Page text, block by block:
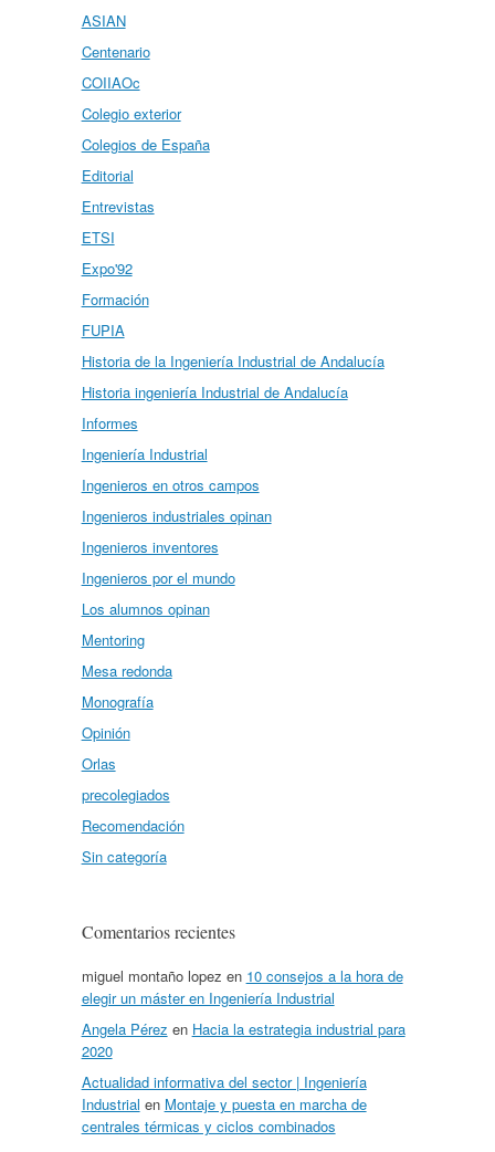
ASIAN
Centenario
COIIAOc
Colegio exterior
Colegios de España
Editorial
Entrevistas
ETSI
Expo'92
Formación
FUPIA
Historia de la Ingeniería Industrial de Andalucía
Historia ingeniería Industrial de Andalucía
Informes
Ingeniería Industrial
Ingenieros en otros campos
Ingenieros industriales opinan
Ingenieros inventores
Ingenieros por el mundo
Los alumnos opinan
Mentoring
Mesa redonda
Monografía
Opinión
Orlas
precolegiados
Recomendación
Sin categoría
Comentarios recientes
miguel montaño lopez en 10 consejos a la hora de
elegir un máster en Ingeniería Industrial
Angela Pérez en Hacia la estrategia industrial para
2020
Actualidad informativa del sector | Ingeniería
Industrial en Montaje y puesta en marcha de
centrales térmicas y ciclos combinados